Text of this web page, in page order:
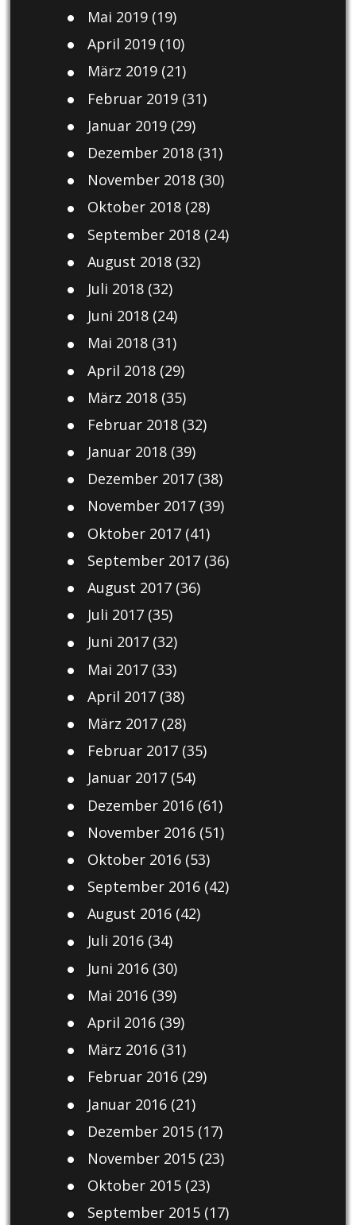
Mai 2019(19)
April 2019(10)
März 2019(21)
Februar 2019(31)
Januar 2019(29)
Dezember 2018(31)
November 2018(30)
Oktober 2018(28)
September 2018(24)
August 2018(32)
Juli 2018(32)
Juni 2018(24)
Mai 2018(31)
April 2018(29)
März 2018(35)
Februar 2018(32)
Januar 2018(39)
Dezember 2017(38)
November 2017(39)
Oktober 2017(41)
September 2017(36)
August 2017(36)
Juli 2017(35)
Juni 2017(32)
Mai 2017(33)
April 2017(38)
März 2017(28)
Februar 2017(35)
Januar 2017(54)
Dezember 2016(61)
November 2016(51)
Oktober 2016(53)
September 2016(42)
August 2016(42)
Juli 2016(34)
Juni 2016(30)
Mai 2016(39)
April 2016(39)
März 2016(31)
Februar 2016(29)
Januar 2016(21)
Dezember 2015(17)
November 2015(23)
Oktober 2015(23)
September 2015(17)